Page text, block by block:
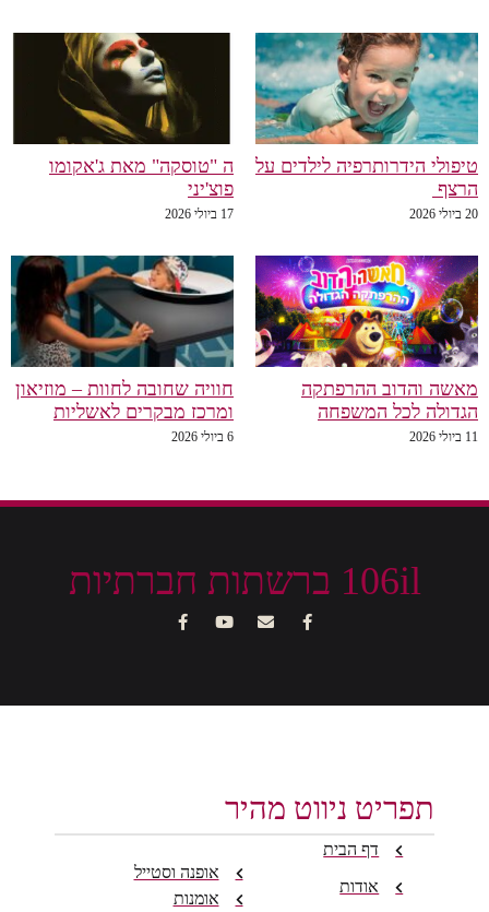
טיפולי הידרותרפיה לילדים על
הרצף
20 ביולי 2026
ה "טוסקה" מאת ג'אקומו
פוצ'יני
17 ביולי 2026
מאשה והדוב ההרפתקה
הגדולה לכל המשפחה
11 ביולי 2026
חוויה שחובה לחוות – מוזיאון
ומרכז מבקרים לאשליות
6 ביולי 2026
106il ברשתות חברתיות
תפריט ניווט מהיר
דף הבית
אודות
אופנה וסטייל
אומנות